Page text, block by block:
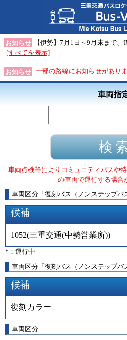
お知らせ
【伊勢】7月1日～9月末まで
[すべてを表示]
お知らせ 一部の路線にお知らせがあり
車両指
車両点検等によりコミュニティバスや
の車両で運行する場合
車両区分 「 復刻バス（ノンステップバ
候補
1052(三重交通(中勢営業所))
*：運行中
車両区分「復刻バス（ノンステップバ
候補
復刻カラー
車両区分